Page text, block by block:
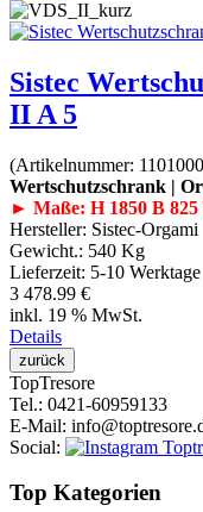
Sistec
II A 5
(Artikelnummer:
Wertschutzschrank |
► Maße: H 1850 B 825
Hersteller: Sistec-Orgami
Gewicht.: 540 Kg
Lieferzeit: 5-10 Werktage
3 478.99 €
inkl. 19 % MwSt.
Details
TopTresore
Tel.: 0421-60959133
E-Mail:
Social:
Top Kategorien